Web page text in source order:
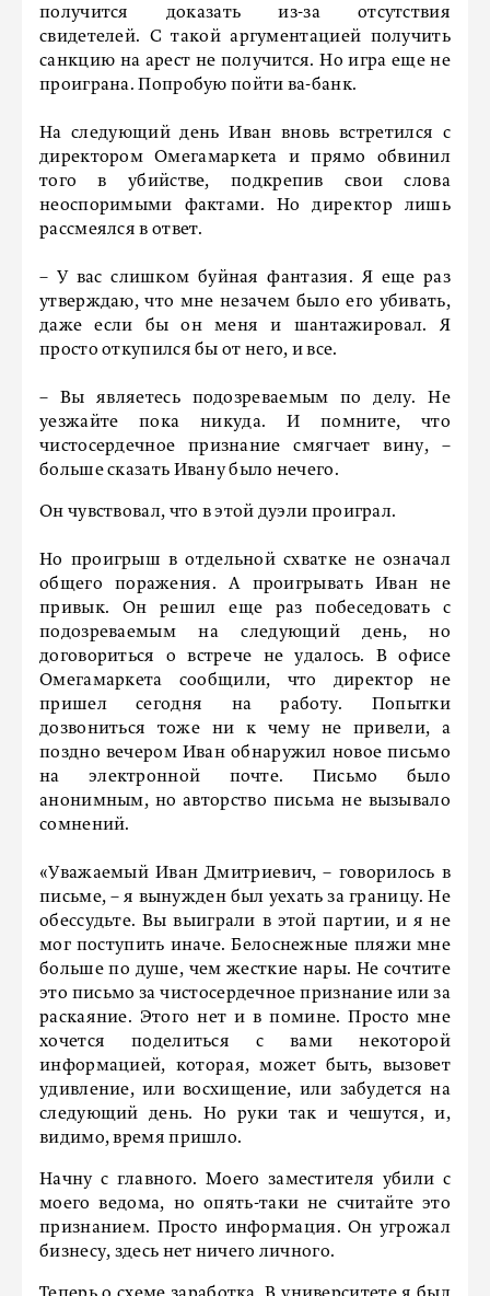
получится доказать из-за отсутствия
свидетелей. С такой аргументацией получить
санкцию на арест не получится. Но игра еще не
проиграна. Попробую пойти ва-банк.
На следующий день Иван вновь встретился с
директором Омегамаркета и прямо обвинил
того в убийстве, подкрепив свои слова
неоспоримыми фактами. Но директор лишь
рассмеялся в ответ.
– У вас слишком буйная фантазия. Я еще раз
утверждаю, что мне незачем было его убивать,
даже если бы он меня и шантажировал. Я
просто откупился бы от него, и все.
– Вы являетесь подозреваемым по делу. Не
уезжайте пока никуда. И помните, что
чистосердечное признание смягчает вину, –
больше сказать Ивану было нечего.
Он чувствовал, что в этой дуэли проиграл.
Но проигрыш в отдельной схватке не означал
общего поражения. А проигрывать Иван не
привык. Он решил еще раз побеседовать с
подозреваемым на следующий день, но
договориться о встрече не удалось. В офисе
Омегамаркета сообщили, что директор не
пришел сегодня на работу. Попытки
дозвониться тоже ни к чему не привели, а
поздно вечером Иван обнаружил новое письмо
на электронной почте. Письмо было
анонимным, но авторство письма не вызывало
сомнений.
«Уважаемый Иван Дмитриевич, – говорилось в
письме, – я вынужден был уехать за границу. Не
обессудьте. Вы выиграли в этой партии, и я не
мог поступить иначе. Белоснежные пляжи мне
больше по душе, чем жесткие нары. Не сочтите
это письмо за чистосердечное признание или за
раскаяние. Этого нет и в помине. Просто мне
хочется поделиться с вами некоторой
информацией, которая, может быть, вызовет
удивление, или восхищение, или забудется на
следующий день. Но руки так и чешутся, и,
видимо, время пришло.
Начну с главного. Моего заместителя убили с
моего ведома, но опять-таки не считайте это
признанием. Просто информация. Он угрожал
бизнесу, здесь нет ничего личного.